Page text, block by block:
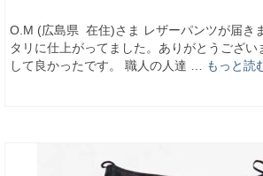
O.M (広島県 在住)さま レザーパンツが届き
タリに仕上がってました。ありがとうござい
して良かったです。 職人の人達 …
もっと読